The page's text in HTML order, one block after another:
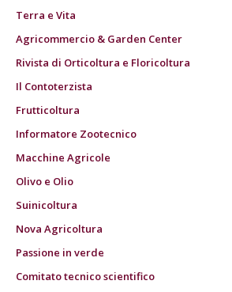
Terra e Vita
Agricommercio & Garden Center
Rivista di Orticoltura e Floricoltura
Il Contoterzista
Frutticoltura
Informatore Zootecnico
Macchine Agricole
Olivo e Olio
Suinicoltura
Nova Agricoltura
Passione in verde
Comitato tecnico scientifico